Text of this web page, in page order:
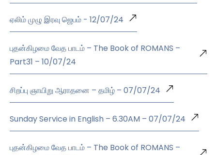
ஏலிம் முழு இரவு ஜெபம் - 12/07/24
புதன்கிழமை வேத பாடம் – The Book of ROMANS –
Part31 – 10/07/24
சிறப்பு ஞாயிறு ஆராதனை – தமிழ் – 07/07/24
Sunday Service in English – 6.30AM – 07/07/24
புதன்கிழமை வேத பாடம் – The Book of ROMANS –